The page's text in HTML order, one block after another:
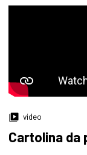
video
Cartolina da